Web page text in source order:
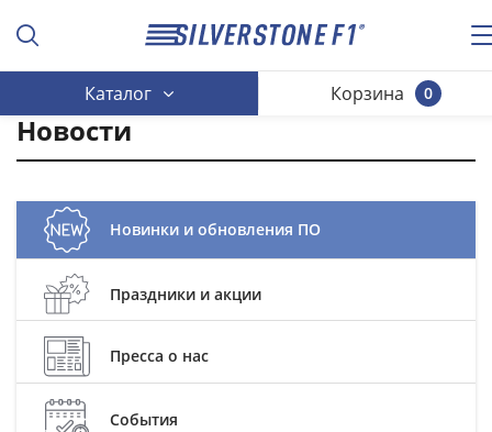
Каталог 0
Корзина
Новости
Новинки и обновления ПО
Праздники и акции
Пресса о нас
События